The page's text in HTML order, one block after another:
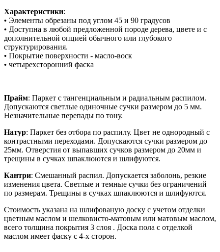
Характеристики:
• Элементы обрезаны под углом 45 и 90 градусов
• Доступна в любой предложенной породе дерева, цвете и с
дополнительной опцией обычного или глубокого
структурирования.
• Покрытие поверхности - масло-воск
• четырехсторонний фаска
Прайм: Паркет с тангенциальным и радиальным распилом.
Допускаются светлые одиночные сучки размером до 5 мм.
Незначительные перепады по тону.
Натур: Паркет без отбора по распилу. Цвет не однородный с
контрастными переходами. Допускаются сучки размером до
25мм. Отверстия от выпавших сучков размером до 20мм и
трещины в сучках шпаклюются и шлифуются.
Кантри: Смешанный распил. Допускается заболонь, резкие
изменения цвета. Светлые и темные сучки без ограничений
по размерам. Трещины в сучках шпаклюются и шлифуются.
Стоимость указана на шлифованую доску с учетом отделки
цветным маслом и шелковисто-матовым или матовым маслом,
всего толщина покрытия 3 слоя . Доска пола с отделкой
маслом имеет фаску с 4-х сторон.